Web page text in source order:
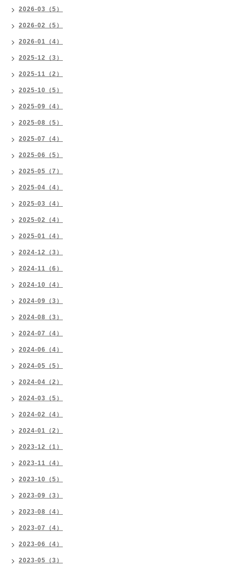
2026-03（5）
2026-02（5）
2026-01（4）
2025-12（3）
2025-11（2）
2025-10（5）
2025-09（4）
2025-08（5）
2025-07（4）
2025-06（5）
2025-05（7）
2025-04（4）
2025-03（4）
2025-02（4）
2025-01（4）
2024-12（3）
2024-11（6）
2024-10（4）
2024-09（3）
2024-08（3）
2024-07（4）
2024-06（4）
2024-05（5）
2024-04（2）
2024-03（5）
2024-02（4）
2024-01（2）
2023-12（1）
2023-11（4）
2023-10（5）
2023-09（3）
2023-08（4）
2023-07（4）
2023-06（4）
2023-05（3）